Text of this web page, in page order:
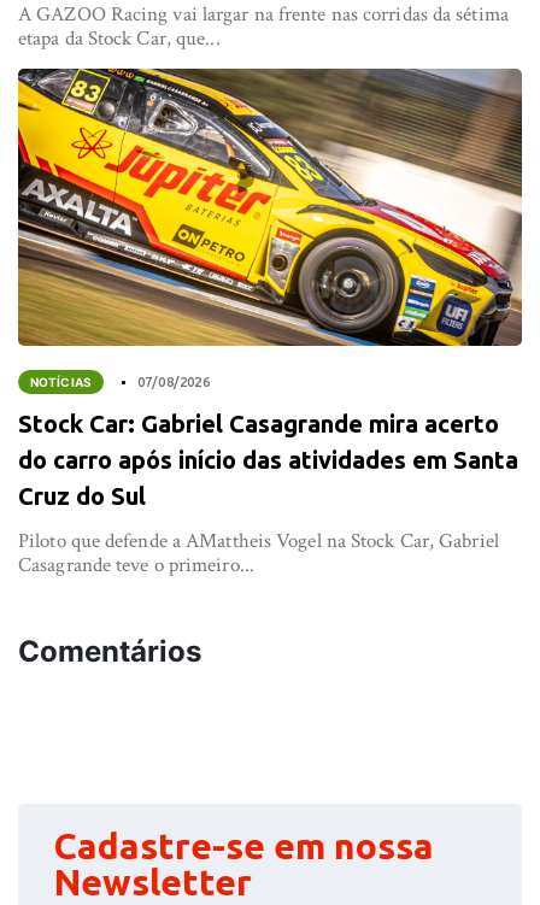
A GAZOO Racing vai largar na frente nas corridas da sétima
etapa da Stock Car, que...
NOTÍCIAS 07/08/2026
Stock Car: Gabriel Casagrande mira acerto
do carro após início das atividades em Santa
Cruz do Sul
Piloto que defende a AMattheis Vogel na Stock Car, Gabriel
Casagrande teve o primeiro...
Comentários
Cadastre-se em nossa
Newsletter